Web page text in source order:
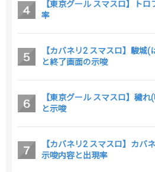
【東京グール スマスロ】ト
率
【カバネリ2 スマスロ】駿城
と終了画面の示唆
【東京グール スマスロ】穢
と示唆
【カバネリ2 スマスロ】カバ
示唆内容と出現率